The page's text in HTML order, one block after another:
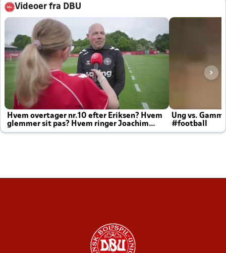
Videoer fra DBU
Hvem overtager nr.10 efter Eriksen? Hvem
glemmer sit pas? Hvem ringer Joachim
altid til efter kampe?
Ung vs.
#football